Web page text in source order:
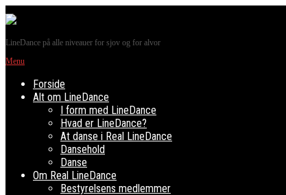
LineDance på alle niveauer for sjov og for alvor
Menu
Forside
Alt om LineDance
I form med LineDance
Hvad er LineDance?
At danse i Real LineDance
Dansehold
Danse
Om Real LineDance
Bestyrelsens medlemmer